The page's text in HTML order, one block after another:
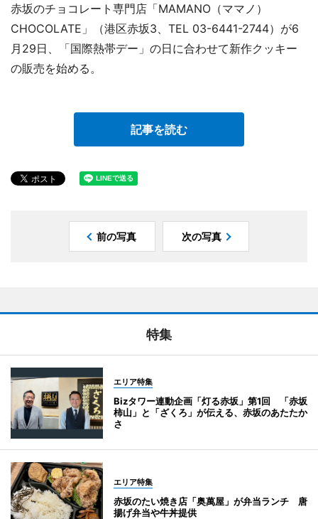
赤坂のチョコレート専門店「MAMANO（ママノ）
CHOCOLATE」（港区赤坂3、TEL 03-6441-2744）が6
月29日、「国際熱帯デー」の日に合わせて新作クッキー
の販売を始める。
記事を読む
前の写真 次の写真
特集
エリア特集
Bizタワー連動企画「灯る赤坂」第1回 「赤坂
柿山」と「ざくろ」が伝える、赤坂のあたたか
さ
エリア特集
赤坂のたい焼き店「奥萬屋」が弁当ランチ 唐
揚げ弁当や牛丼提供